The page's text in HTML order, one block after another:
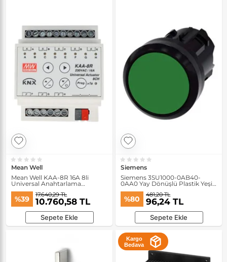
Mean Well
Mean Well KAA-8R 16A 8li
Universal Anahtarlama
%39 17.640,29 TL
10.760,58 TL
Sepete Ekle
Siemens
Siemens 3SU1000-0AB40-
0AA0 Yay Dönüşlü Plastik Yeşil
Buton Kafası
%80 481,20 TL
96,24 TL
Sepete Ekle
Kargo
Bedava